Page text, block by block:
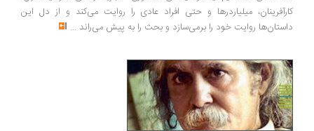
میلیاردرها و حتی افراد عادی را روایت می‌کند و از دل این
روایت خود را برمی‌سازد و بحث را به پیش می‌راند...